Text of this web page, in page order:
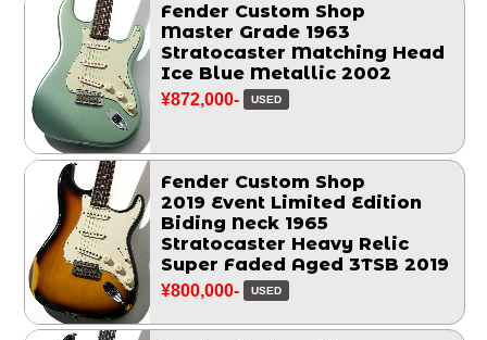
Fender Custom Shop
Master Grade 1963
Stratocaster Matching Head
Ice Blue Metallic 2002
¥872,000- USED
Fender Custom Shop
2019 Event Limited Edition
Biding Neck 1965
Stratocaster Heavy Relic
Super Faded Aged 3TSB 2019
¥800,000- USED